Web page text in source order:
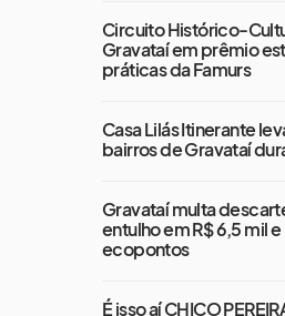
Circuito Histórico-
Gravataí em prêmio
práticas da Famurs
Casa Lilás Itinerante
bairros de Gravataí
Gravataí multa
entulho em R$ 6,5 mil
ecopontos
É isso aí CHICO